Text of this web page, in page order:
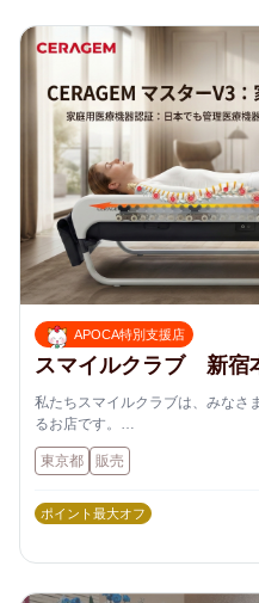
APOCA特別支援店
スマイルクラブ 新宿
私たちスマイルクラブは、みなさ
るお店です。
量子エネルギー関連商品や健康食
え、さらに安心できる暮らしを応
東京都 販売
ポイント最大オフ